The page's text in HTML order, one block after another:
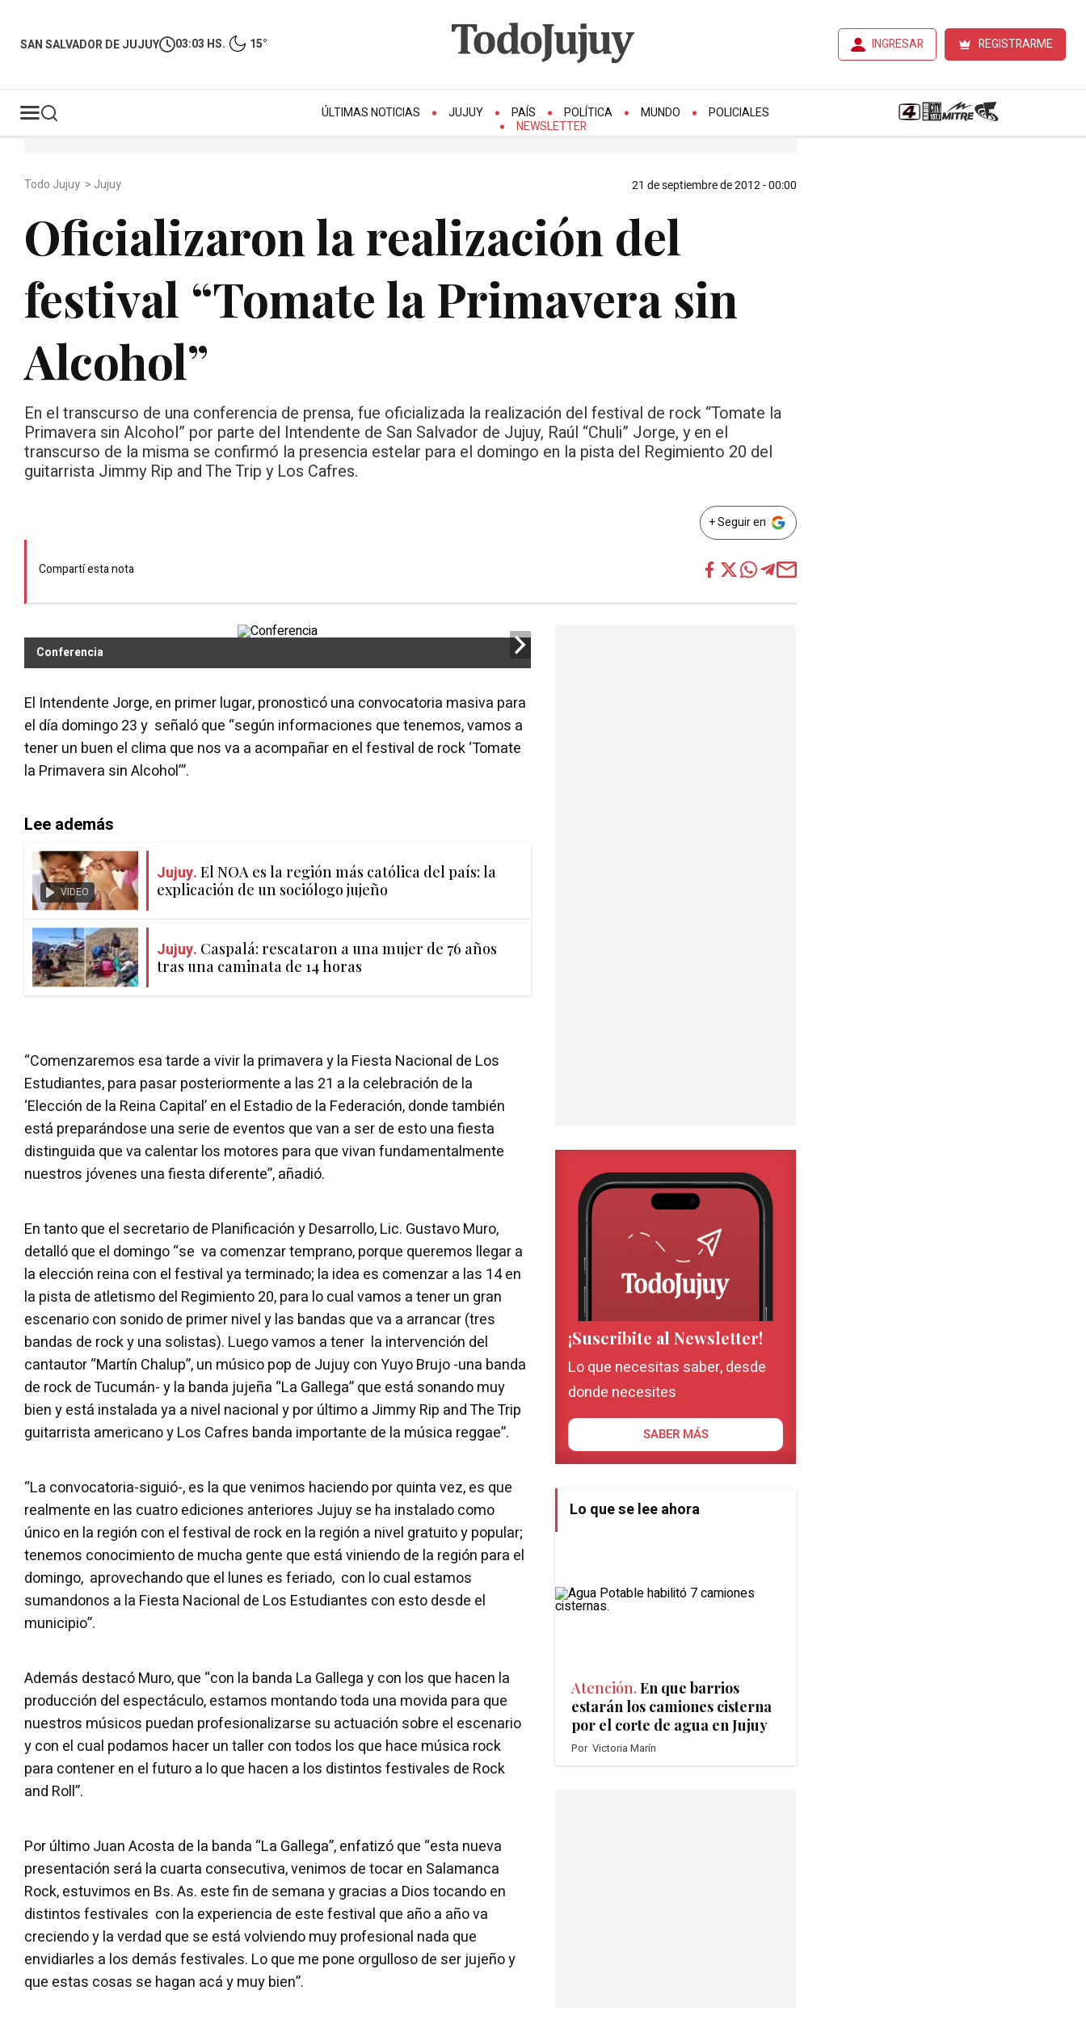
SAN SALVADOR DE JUJUY 03:03 HS. 15° INGRESAR REGISTRARME
ÚLTIMAS NOTICIAS JUJUY PAÍS POLÍTICA MUNDO
POLICIALES
NEWSLETTER
Todo Jujuy > Jujuy 21 de septiembre de 2012 - 00:00
Oficializaron la realización del
festival “Tomate la Primavera sin
Alcohol”
En el transcurso de una conferencia de prensa, fue oficializada la realización del festival de rock “Tomate la
Primavera sin Alcohol” por parte del Intendente de San Salvador de Jujuy, Raúl “Chuli” Jorge, y en el
transcurso de la misma se confirmó la presencia estelar para el domingo en la pista del Regimiento 20 del
guitarrista Jimmy Rip and The Trip y Los Cafres.
+ Seguir en
Compartí esta nota
Conferencia
El Intendente Jorge, en primer lugar, pronosticó una convocatoria masiva para
el día domingo 23 y señaló que “según informaciones que tenemos, vamos a
tener un buen el clima que nos va a acompañar en el festival de rock ‘Tomate
la Primavera sin Alcohol’”.
Lee además
VIDEO
Jujuy. El NOA es la región más católica del país: la
explicación de un sociólogo jujeño
Jujuy. Caspalá: rescataron a una mujer de 76 años
tras una caminata de 14 horas
“Comenzaremos esa tarde a vivir la primavera y la Fiesta Nacional de Los
Estudiantes, para pasar posteriormente a las 21 a la celebración de la
‘Elección de la Reina Capital’ en el Estadio de la Federación, donde también
está preparándose una serie de eventos que van a ser de esto una fiesta
distinguida que va calentar los motores para que vivan fundamentalmente
nuestros jóvenes una fiesta diferente”, añadió.
En tanto que el secretario de Planificación y Desarrollo, Lic. Gustavo Muro,
detalló que el domingo “se va comenzar temprano, porque queremos llegar a
la elección reina con el festival ya terminado; la idea es comenzar a las 14 en
la pista de atletismo del Regimiento 20, para lo cual vamos a tener un gran
escenario con sonido de primer nivel y las bandas que va a arrancar (tres
bandas de rock y una solistas). Luego vamos a tener la intervención del
cantautor “Martín Chalup”, un músico pop de Jujuy con Yuyo Brujo -una banda
de rock de Tucumán- y la banda jujeña “La Gallega” que está sonando muy
bien y está instalada ya a nivel nacional y por último a Jimmy Rip and The Trip
guitarrista americano y Los Cafres banda importante de la música reggae”.
“La convocatoria-siguió-, es la que venimos haciendo por quinta vez, es que
realmente en las cuatro ediciones anteriores Jujuy se ha instalado como
único en la región con el festival de rock en la región a nivel gratuito y popular;
tenemos conocimiento de mucha gente que está viniendo de la región para el
domingo, aprovechando que el lunes es feriado, con lo cual estamos
sumandonos a la Fiesta Nacional de Los Estudiantes con esto desde el
municipio”.
Además destacó Muro, que “con la banda La Gallega y con los que hacen la
producción del espectáculo, estamos montando toda una movida para que
nuestros músicos puedan profesionalizarse su actuación sobre el escenario
y con el cual podamos hacer un taller con todos los que hace música rock
para contener en el futuro a lo que hacen a los distintos festivales de Rock
and Roll”.
Por último Juan Acosta de la banda “La Gallega”, enfatizó que “esta nueva
presentación será la cuarta consecutiva, venimos de tocar en Salamanca
Rock, estuvimos en Bs. As. este fin de semana y gracias a Dios tocando en
distintos festivales con la experiencia de este festival que año a año va
creciendo y la verdad que se está volviendo muy profesional nada que
envidiarles a los demás festivales. Lo que me pone orgulloso de ser jujeño y
que estas cosas se hagan acá y muy bien”.
¡Suscribite al Newsletter!
Lo que necesitas saber, desde
donde necesites
SABER MÁS
Lo que se lee ahora
Atención. En que barrios
estarán los camiones cisterna
por el corte de agua en Jujuy
Por Victoria Marín